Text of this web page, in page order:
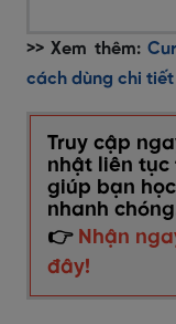
>> Xem thêm:
cách dùng chi
Truy cập
nhật liên tục
giúp bạn
nhanh
👉 Nhận
đây!